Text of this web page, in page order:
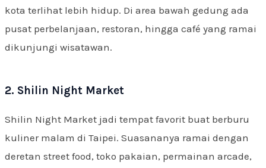
kota terlihat lebih hidup. Di area bawah gedung ada
pusat perbelanjaan, restoran, hingga café yang ramai
dikunjungi wisatawan.
2. Shilin Night Market
Shilin Night Market jadi tempat favorit buat berburu
kuliner malam di Taipei. Suasananya ramai dengan
deretan street food, toko pakaian, permainan arcade,